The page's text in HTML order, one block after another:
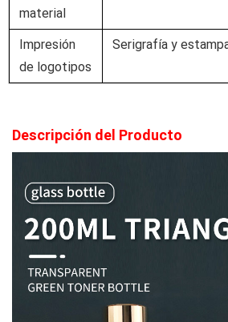
material
Impresión
de logotipos
Serigrafía y
Descripción del Producto